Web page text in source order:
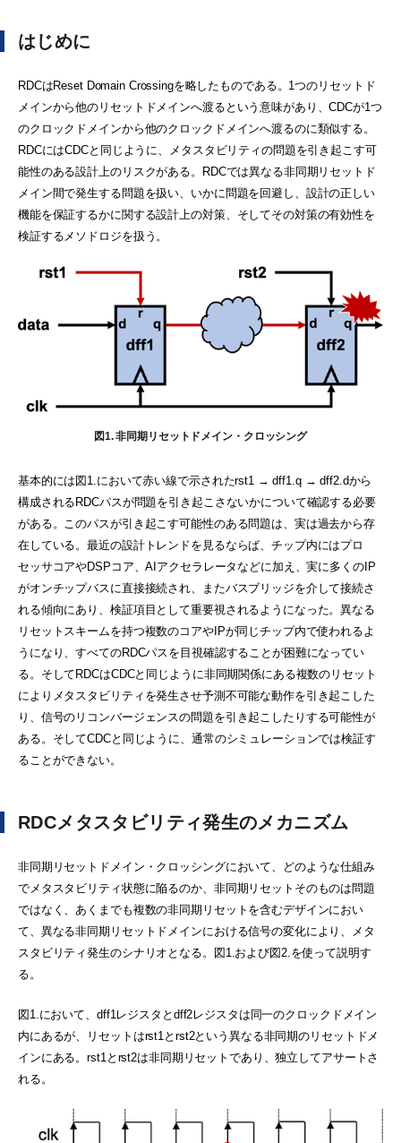
はじめに
RDCはReset Domain Crossingを略したものである。1つのリセットド
メインから他のリセットドメインへ渡るという意味があり、CDCが1つ
のクロックドメインから他のクロックドメインへ渡るのに類似する。
RDCにはCDCと同じように、メタスタビリティの問題を引き起こす可
能性のある設計上のリスクがある。RDCでは異なる非同期リセットド
メイン間で発生する問題を扱い、いかに問題を回避し、設計の正しい
機能を保証するかに関する設計上の対策、そしてその対策の有効性を
検証するメソドロジを扱う。
図1. 非同期リセットドメイン・クロッシング
基本的には図1.において赤い線で示されたrst1 → dff1.q → dff2.dから
構成されるRDCパスが問題を引き起こさないかについて確認する必要
がある。このパスが引き起こす可能性のある問題は、実は過去から存
在している。最近の設計トレンドを見るならば、チップ内にはプロ
セッサコアやDSPコア、AIアクセラレータなどに加え、実に多くのIP
がオンチップバスに直接接続され、またバスブリッジを介して接続さ
れる傾向にあり、検証項目として重要視されるようになった。異なる
リセットスキームを持つ複数のコアやIPが同じチップ内で使われるよ
うになり、すべてのRDCパスを目視確認することが困難になってい
る。そしてRDCはCDCと同じように非同期関係にある複数のリセット
によりメタスタビリティを発生させ予測不可能な動作を引き起こした
り、信号のリコンバージェンスの問題を引き起こしたりする可能性が
ある。そしてCDCと同じように、通常のシミュレーションでは検証す
ることができない。
RDCメタスタビリティ発生のメカニズム
非同期リセットドメイン・クロッシングにおいて、どのような仕組み
でメタスタビリティ状態に陥るのか、非同期リセットそのものは問題
ではなく、あくまでも複数の非同期リセットを含むデザインにおい
て、異なる非同期リセットドメインにおける信号の変化により、メタ
スタビリティ発生のシナリオとなる。図1.および図2.を使って説明す
る。
図1.において、dff1レジスタとdff2レジスタは同一のクロックドメイン
内にあるが、リセットはrst1とrst2という異なる非同期のリセットドメ
インにある。rst1とrst2は非同期リセットであり、独立してアサートさ
れる。